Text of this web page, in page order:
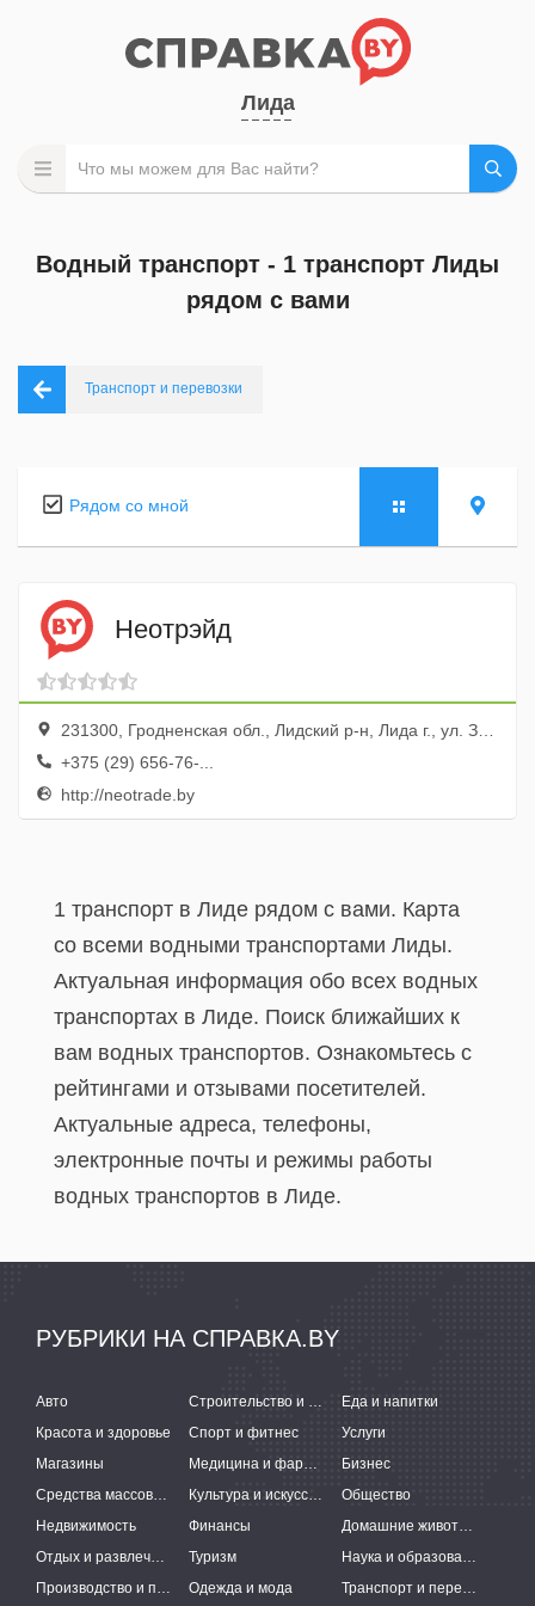
Лида
Водный транспорт - 1 транспорт Лиды
рядом с вами
Транспорт и перевозки
Рядом со мной
Неотрэйд
231300, Гродненская обл., Лидский р-н, Лида г., ул. Замковая, 4, каб. 18
+375 (29) 656-76-...
http://neotrade.by
1 транспорт в Лиде рядом с вами. Карта
со всеми водными транспортами Лиды.
Актуальная информация обо всех водных
транспортах в Лиде. Поиск ближайших к
вам водных транспортов. Ознакомьтесь с
рейтингами и отзывами посетителей.
Актуальные адреса, телефоны,
электронные почты и режимы работы
водных транспортов в Лиде.
РУБРИКИ НА СПРАВКА.BY
Авто Строительство и ремонт
Еда и напитки
Красота и здоровье
Спорт и фитнес
Услуги
Магазины
Медицина и фармацевтика
Бизнес
Средства массовой информации
Культура и искусство
Общество
Недвижимость
Финансы
Домашние животные
Отдых и развлечения
Туризм
Наука и образование
Производство и поставки
Одежда и мода Транспорт и перевозки